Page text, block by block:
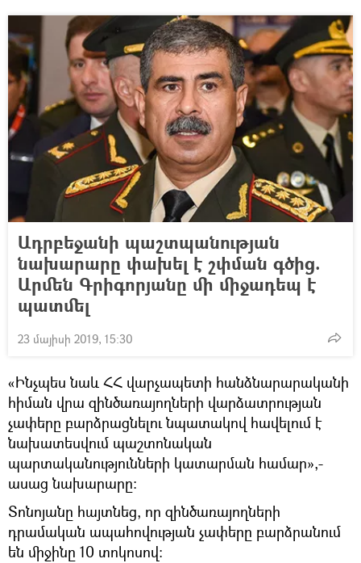
Ադրբեջանի պաշտպանության
նախարարը փախել է շփման գծից.
Արմեն Գրիգորյանը մի միջադեպ է
պատմել
23 մայիսի 2019, 15:30
«Ինչպես նաև ՀՀ վարչապետի հանձնարարականի
հիման վրա զինծառայողների վարձատրության
չափերը բարձրացնելու նպատակով հավելում է
նախատեսվում պաշտոնական
պարտականությունների կատարման համար»,-
ասաց նախարարը։
Տոնոյանը հայտնեց, որ զինծառայողների
դրամական ապահովության չափերը բարձրանում
են միջինը 10 տոկոսով։